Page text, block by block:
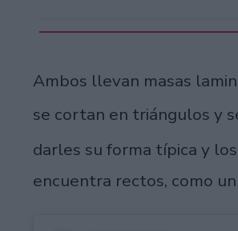
Ambos llevan masas
se cortan en triángulos y
darles su forma típica y los
encuentra rectos, como